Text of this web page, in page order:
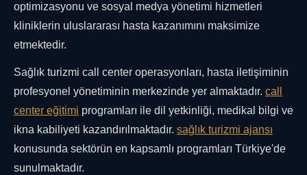
optimizasyonu ve sosyal medya yönetimi hizmetleri
kliniklerin uluslararası hasta kazanımını maksimize
etmektedir.
Sağlık turizmi call center operasyonları, hasta iletişiminin
profesyonel yönetiminin merkezinde yer almaktadır. call
center eğitimi programları ile dil yetkinliği, medikal bilgi ve
ikna kabiliyeti kazandırılmaktadır. sağlık turizmi ajansı
konusunda sektörün en kapsamlı programları Türkiye'de
sunulmaktadır.